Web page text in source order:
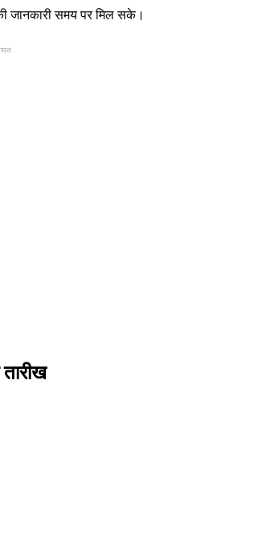
जानकारी समय पर मिल सके।